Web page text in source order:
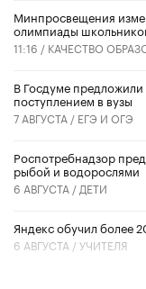
Минпросвещения
олимпиады
11:16 / КАЧЕСТВО
В Госдуме
поступлением в вузы
7 АВГУСТА / ЕГЭ И ОГЭ
Роспотребнадзор
рыбой и водорослями
6 АВГУСТА / ДЕТИ
​Яндекс обучил более
6 АВГУСТА /УЧИТЕЛЯ